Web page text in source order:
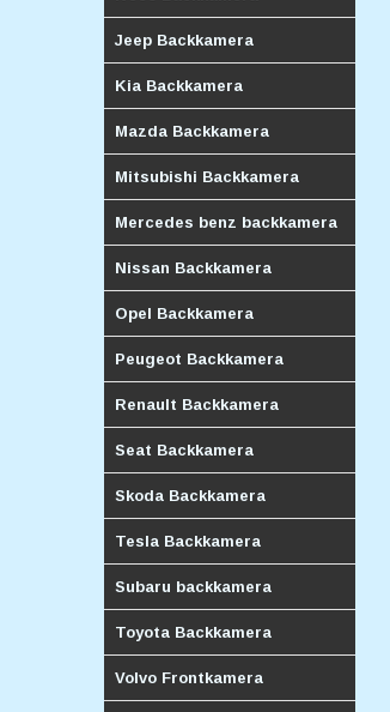
Jeep Backkamera
Kia Backkamera
Mazda Backkamera
Mitsubishi Backkamera
Mercedes benz backkamera
Nissan Backkamera
Opel Backkamera
Peugeot Backkamera
Renault Backkamera
Seat Backkamera
Skoda Backkamera
Tesla Backkamera
Subaru backkamera
Toyota Backkamera
Volvo Frontkamera